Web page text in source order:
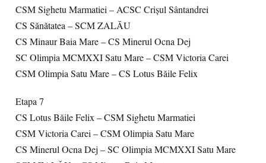
CSM Sighetu Marmatiei – ACSC Crişul Sântandrei
CS Sănătatea – SCM ZALĂU
CS Minaur Baia Mare – CS Minerul Ocna Dej
SC Olimpia MCMXXI Satu Mare – CSM Victoria Carei
CSM Olimpia Satu Mare – CS Lotus Băile Felix
Etapa 7
CS Lotus Băile Felix – CSM Sighetu Marmatiei
CSM Victoria Carei – CSM Olimpia Satu Mare
CS Minerul Ocna Dej – SC Olimpia MCMXXI Satu Mare